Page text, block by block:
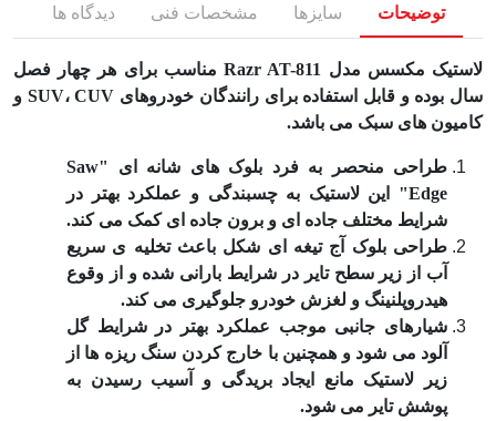
توضیحات سایزها مشخصات فنی دیدگاه ها
لاستیک مکسس مدل Razr AT-811 مناسب برای هر چهار فصل
سال بوده و قابل استفاده برای رانندگان خودروهای SUV، CUV و
کامیون های سبک می باشد.
طراحی منحصر به فرد بلوک های شانه ای "Saw
Edge" این لاستیک به چسبندگی و عملکرد بهتر در
شرایط مختلف جاده ای و برون جاده ای کمک می کند.
طراحی بلوک آج تیغه ای شکل باعث تخلیه ی سریع
آب از زیر سطح تایر در شرایط بارانی شده و از وقوع
هیدروپلنینگ و لغزش خودرو جلوگیری می کند.
شیارهای جانبی موجب عملکرد بهتر در شرایط گل
آلود می شود و همچنین با خارج کردن سنگ ریزه ها از
زیر لاستیک مانع ایجاد بریدگی و آسیب رسیدن به
پوشش تایر می شود.